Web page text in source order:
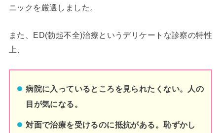
ニックを厳選しました。
また、ED(勃起不全)治療というデリケートな診察の特性
上、
病院に入っているところを見られたくない。人の
目が気になる。
対面で治療を受けるのに抵抗がある。恥ずかし